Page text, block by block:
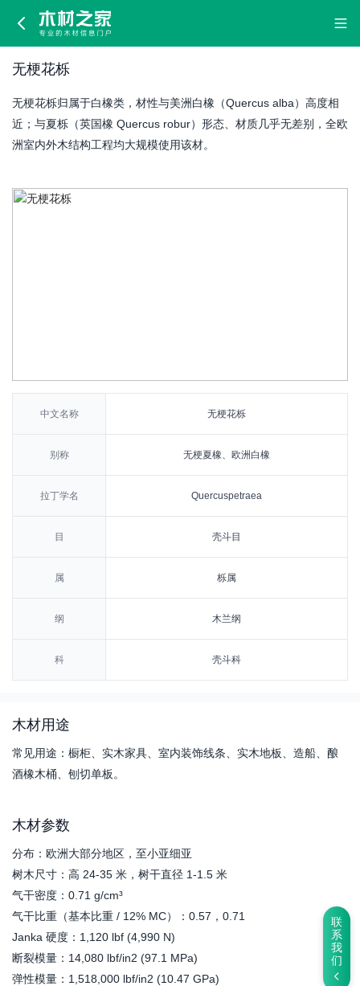
联
系
我
们
无
梗
栎
无梗花栎
无梗花栎归属于白橡类，材性与美洲白橡（Quercus alba）高度相
近；与夏栎（英国橡 Quercus robur）形态、材质几乎无差别，全欧
洲室内外木结构工程均大规模使用该材。
中文名称 无梗花栎
别称 无梗夏橡、欧洲白橡
拉丁学名 Quercuspetraea
目 壳斗目
属 栎属
纲 木兰纲
科 壳斗科
木材用途
常见用途：橱柜、实木家具、室内装饰线条、实木地板、造船、酿
酒橡木桶、刨切单板。
木材参数
分布：欧洲大部分地区，至小亚细亚
树木尺寸：高 24-35 米，树干直径 1-1.5 米
气干密度：0.71 g/cm³
气干比重（基本比重 / 12% MC）：0.57，0.71
Janka 硬度：1,120 lbf (4,990 N)
断裂模量：14,080 lbf/in2 (97.1 MPa)
弹性模量：1,518,000 lbf/in2 (10.47 GPa)